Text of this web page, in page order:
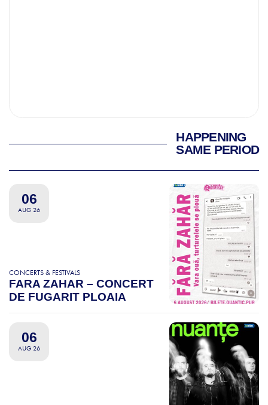
HAPPENING
SAME PERIOD
06
AUG 26
CONCERTS & FESTIVALS
FARA ZAHAR – CONCERT
DE FUGARIT PLOAIA
06
AUG 26